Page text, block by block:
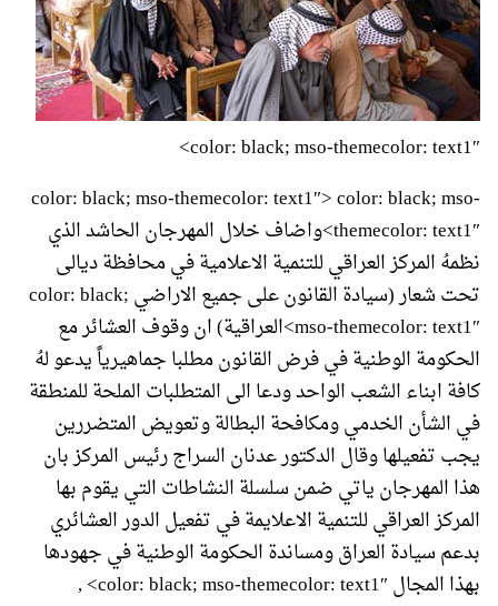
color: black; mso-themecolor: text1″>
color: black; mso-themecolor: text1″> color: black; mso-
themecolor: text1″>واضاف خلال المهرجان الحاشد الذي
نظمهُ المركز العراقي للتنمية الاعلامية في محافظة ديالى
تحت شعار (سيادة القانون على جميع الاراضيcolor: black;
mso-themecolor: text1″>العراقية) ان وقوف العشائر مع
الحكومة الوطنية في فرض القانون مطلبا جماهيرياً يدعو لهُ
كافة ابناء الشعب الواحد ودعا الى المتطلبات الملحة للمنطقة
في الشأن الخدمي ومكافحة البطالة وتعويض المتضررين
يجب تفعيلها وقال الدكتور عدنان السراج رئيس المركز بان
هذا المهرجان ياتي ضمن سلسلة النشاطات التي يقوم بها
المركز العراقي للتنمية الاعلايمة في تفعيل الدور العشائري
بدعم سيادة العراق ومساندة الحكومة الوطنية في جهودها
بهذا المجال color: black; mso-themecolor: text1″> ,